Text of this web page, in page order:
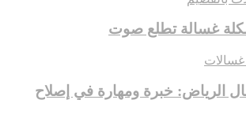
غسالة تطلع صوت
الرياض: خبرة ومهارة في إصلاح